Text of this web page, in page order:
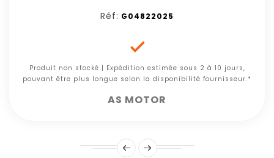
Réf: G04822025

Produit non stocké | Expédition estimée sous 2 à 10 jours,
pouvant être plus longue selon la disponibilité fournisseur.*
AS MOTOR